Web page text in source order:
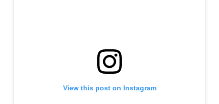
View this post on Instagram